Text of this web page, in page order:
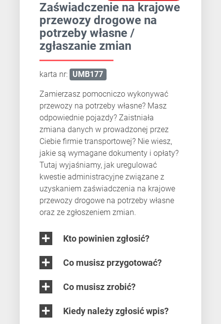
Zaświadczenie na krajowe
przewozy drogowe na
potrzeby własne /
zgłaszanie zmian
karta nr: UMB177
Zamierzasz pomocniczo wykonywać
przewozy na potrzeby własne? Masz
odpowiednie pojazdy? Zaistniała
zmiana danych w prowadzonej przez
Ciebie firmie transportowej? Nie wiesz,
jakie są wymagane dokumenty i opłaty?
Tutaj wyjaśniamy, jak uregulować
kwestie administracyjne związane z
uzyskaniem zaświadczenia na krajowe
przewozy drogowe na potrzeby własne
oraz ze zgłoszeniem zmian.
Kto powinien zgłosić?
Co musisz przygotować?
Co musisz zrobić?
Kiedy należy zgłosić wpis?